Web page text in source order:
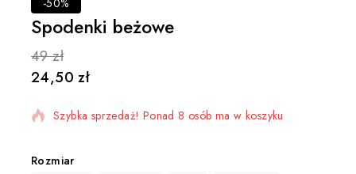
Spodenki beżowe
49zł
24,50zł
7 produktów sprzedanych w ciągu ostatniej 10 godzin
Szybka sprzedaż! Ponad 8 osób ma w koszyku
Rozmiar